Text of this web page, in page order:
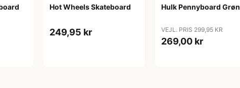
Hot Wheels Skateboard
249,95 kr
Hulk Pennyboard Grøn
VEJL. PRIS 299,95 KR
269,00 kr